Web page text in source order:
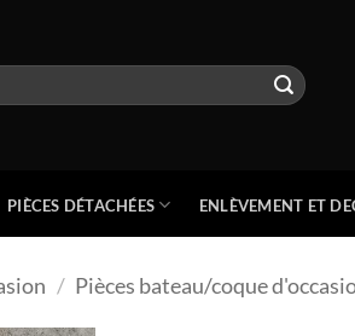
PIÈCES DÉTACHÉES ENLÈVEMENT ET
/ Pièces bateau/coque